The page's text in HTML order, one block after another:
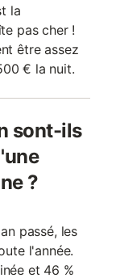
la
pas cher !
être assez
€ la nuit.
sont-ils
?
passé, les
l'année.
et 46 %